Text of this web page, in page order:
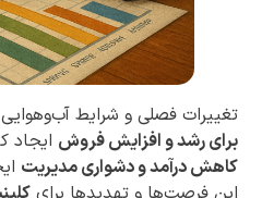
تغییرات فصلی و شرایط
برای رشد و افزایش فروش ایجاد
کاهش درآمد و دشواری مدیریت